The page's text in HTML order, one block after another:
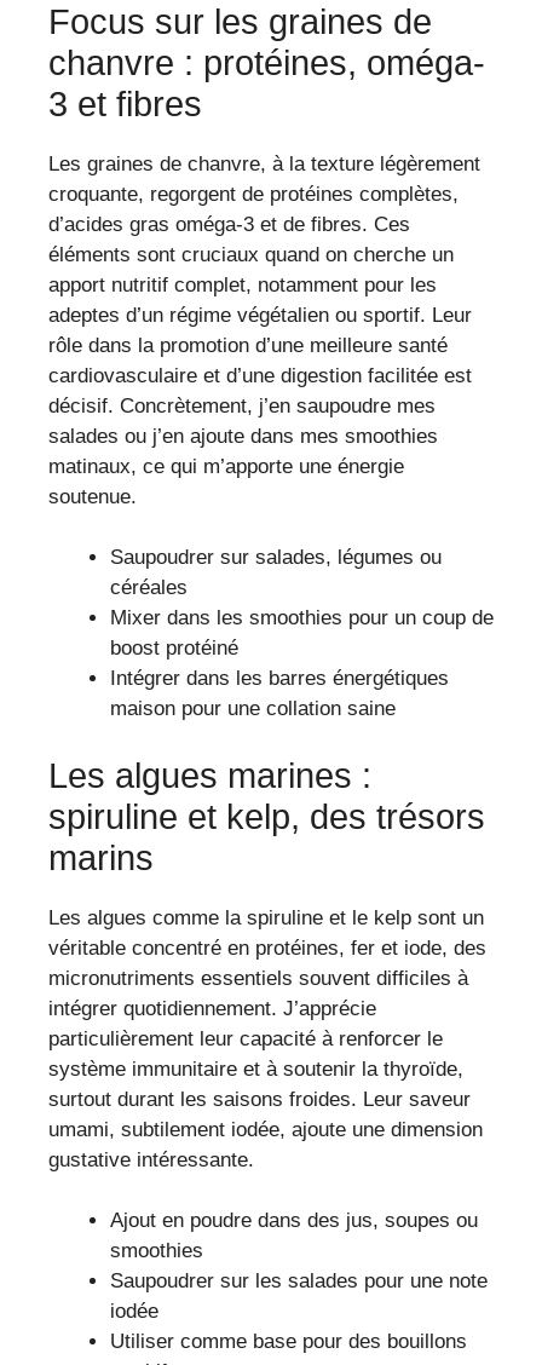
Focus sur les graines de
chanvre : protéines, oméga-
3 et fibres
Les graines de chanvre, à la texture légèrement
croquante, regorgent de protéines complètes,
d’acides gras oméga-3 et de fibres. Ces
éléments sont cruciaux quand on cherche un
apport nutritif complet, notamment pour les
adeptes d’un régime végétalien ou sportif. Leur
rôle dans la promotion d’une meilleure santé
cardiovasculaire et d’une digestion facilitée est
décisif. Concrètement, j’en saupoudre mes
salades ou j’en ajoute dans mes smoothies
matinaux, ce qui m’apporte une énergie
soutenue.
Saupoudrer sur salades, légumes ou
céréales
Mixer dans les smoothies pour un coup de
boost protéiné
Intégrer dans les barres énergétiques
maison pour une collation saine
Les algues marines :
spiruline et kelp, des trésors
marins
Les algues comme la spiruline et le kelp sont un
véritable concentré en protéines, fer et iode, des
micronutriments essentiels souvent difficiles à
intégrer quotidiennement. J’apprécie
particulièrement leur capacité à renforcer le
système immunitaire et à soutenir la thyroïde,
surtout durant les saisons froides. Leur saveur
umami, subtilement iodée, ajoute une dimension
gustative intéressante.
Ajout en poudre dans des jus, soupes ou
smoothies
Saupoudrer sur les salades pour une note
iodée
Utiliser comme base pour des bouillons